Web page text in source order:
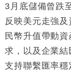
16:05
財經｜日
15:47
財經｜恒
粦接任
15:11
財經｜韓
3月底儲備曾跌
反映美元走強
民幣升值帶動
求，以及企業
支持聯繫匯率穩